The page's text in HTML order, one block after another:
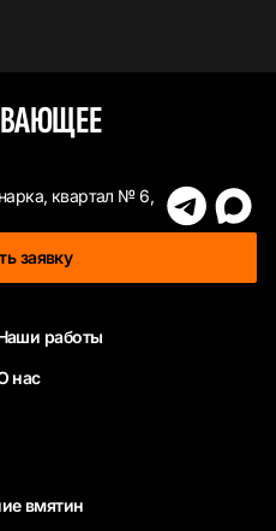
квартал № 6,
заявку
вмятин
работы
нас